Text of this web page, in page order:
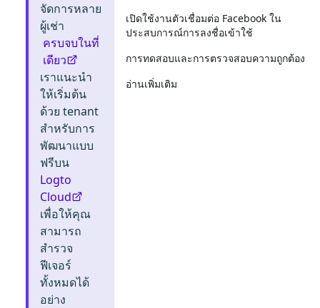
จัดการหลาย
ผู้เช่า
ครบจบในที่
เดียว
เราแนะนำ
ให้เริ่มต้น
ด้วย tenant
สำหรับการ
พัฒนาแบบ
ฟรีบน
Logto
Cloud
เพื่อให้คุณ
สามารถ
สำรวจ
ฟีเจอร์
ทั้งหมดได้
อย่าง
เปิดใช้งานตัวเชื่อมต่อ Facebook ใน
ประสบการณ์การลงชื่อเข้าใช้
การทดสอบและการตรวจสอบความถูกต้อง
อ่านเพิ่มเติม